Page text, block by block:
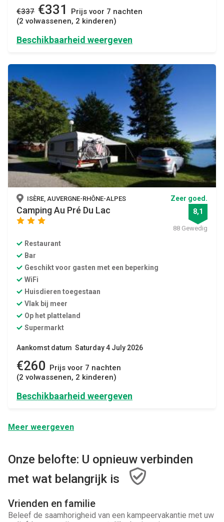
€337 €331
Prijs voor 7 nachten
(2 volwassenen, 2 kinderen)
Beschikbaarheid weergeven
ISÈRE, AUVERGNE-RHÔNE-ALPES
Camping Au Pré Du Lac
star star
Zeer goed.
8,1
88 Gewedig
Restaurant
Bar
Geschikt voor gasten met een beperking
WiFi
Huisdieren toegestaan
Vlak bij meer
Op het platteland
Supermarkt
Aankomst datum Saturday 4 July 2026
€260 Prijs voor 7 nachten
(2 volwassenen, 2 kinderen)
Beschikbaarheid weergeven
Meer weergeven
Onze belofte: U opnieuw verbinden
met wat belangrijk is
Vrienden en familie
Beleef de saamhorigheid van een kampeervakantie met uw